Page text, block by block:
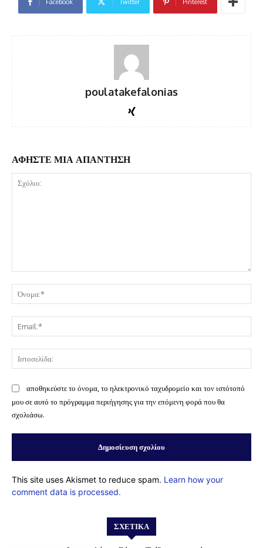
Facebook Twitter Pinterest
poulatakefalonias
ΑΦΗΣΤΕ ΜΙΑ ΑΠΑΝΤΗΣΗ
αποθηκεύστε το όνομα, το ηλεκτρονικό ταχυδρομείο και τον ιστότοπό
μου σε αυτό το πρόγραμμα περιήγησης για την επόμενη φορά που θα
σχολιάσω.
This site uses Akismet to reduce spam. Learn how your
comment data is processed.
ΣΧΕΤΙΚΆ